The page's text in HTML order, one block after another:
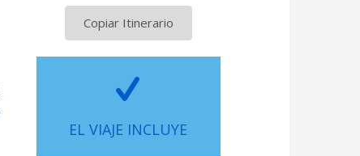
Copiar Itinerario
EL VIAJE INCLUYE